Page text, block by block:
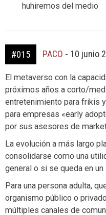
huhiremos del medio
#015 PACO - 10 junio
El metaverso con la
próximos años a corto/
entretenimiento para frikis
para empresas «early
por sus asesores de
La evolución a más largo
consolidarse como una
general o si se queda en un
Para una persona adulta,
organismo público o
múltiples canales de